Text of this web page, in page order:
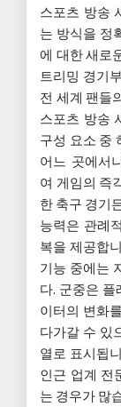
스포츠 방송
는 방식을 정
에 대한 새로
트리밍 경기
전 세계 팬들
스포츠 방송
구성 요소 중
어느 곳에서
여 게임의 즉
한 축구 경기
능력은 관례
복을 제공합
기능 중에는
다. 군중은
이터의 변화
다가갈 수 있
열로 표시됩
인근 업계 전
는 경우가 많